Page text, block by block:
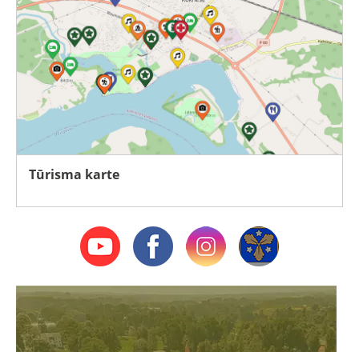
Tūrisma karte